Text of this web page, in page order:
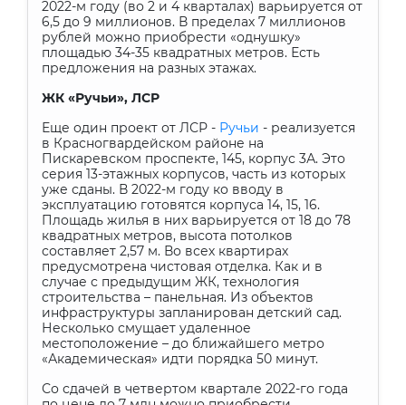
2022-м году (во 2 и 4 кварталах) варьируется от
6,5 до 9 миллионов. В пределах 7 миллионов
рублей можно приобрести «однушку»
площадью 34-35 квадратных метров. Есть
предложения на разных этажах.
ЖК «Ручьи», ЛСР
Еще один проект от ЛСР - Ручьи - реализуется
в Красногвардейском районе на
Пискаревском проспекте, 145, корпус 3А. Это
серия 13-этажных корпусов, часть из которых
уже сданы. В 2022-м году ко вводу в
эксплуатацию готовятся корпуса 14, 15, 16.
Площадь жилья в них варьируется от 18 до 78
квадратных метров, высота потолков
составляет 2,57 м. Во всех квартирах
предусмотрена чистовая отделка. Как и в
случае с предыдущим ЖК, технология
строительства – панельная. Из объектов
инфраструктуры запланирован детский сад.
Несколько смущает удаленное
местоположение – до ближайшего метро
«Академическая» идти порядка 50 минут.
Со сдачей в четвертом квартале 2022-го года